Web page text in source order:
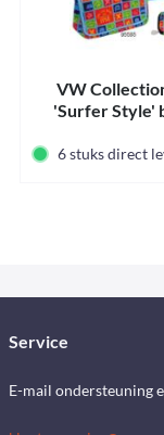
VW
'Surfer Style'
6 stuks direct
Service
E-mail ondersteuning